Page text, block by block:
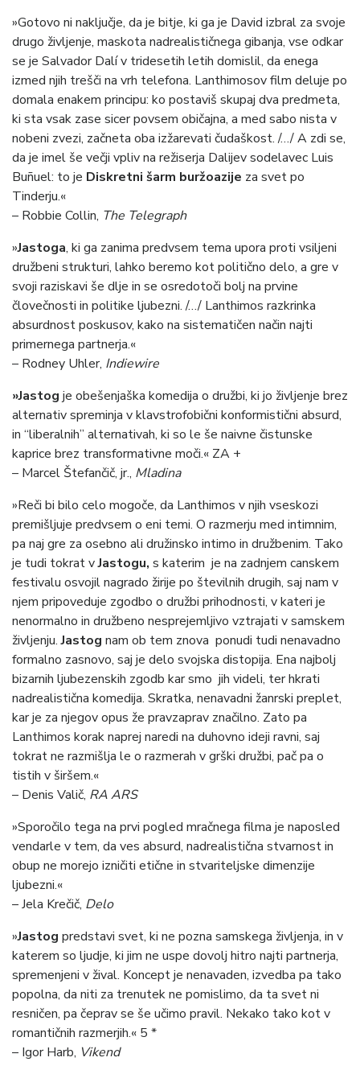
»Gotovo ni naključje, da je bitje, ki ga je David izbral za svoje
drugo življenje, maskota nadrealističnega gibanja, vse odkar
se je Salvador Dalí v tridesetih letih domislil, da enega
izmed njih trešči na vrh telefona. Lanthimosov film deluje po
domala enakem principu: ko postaviš skupaj dva predmeta,
ki sta vsak zase sicer povsem običajna, a med sabo nista v
nobeni zvezi, začneta oba izžarevati čudaškost. /…/ A zdi se,
da je imel še večji vpliv na režiserja Dalijev sodelavec Luis
Buñuel: to je Diskretni šarm buržoazije za svet po
Tinderju.«
– Robbie Collin, The Telegraph
»Jastoga, ki ga zanima predvsem tema upora proti vsiljeni
družbeni strukturi, lahko beremo kot politično delo, a gre v
svoji raziskavi še dlje in se osredotoči bolj na prvine
človečnosti in politike ljubezni. /…/ Lanthimos razkrinka
absurdnost poskusov, kako na sistematičen način najti
primernega partnerja.«
– Rodney Uhler, Indiewire
»Jastog je obešenjaška komedija o družbi, ki jo življenje brez
alternativ spreminja v klavstrofobični konformistični absurd,
in “liberalnih” alternativah, ki so le še naivne čistunske
kaprice brez transformativne moči.« ZA +
– Marcel Štefančič, jr., Mladina
»Reči bi bilo celo mogoče, da Lanthimos v njih vseskozi
premišljuje predvsem o eni temi. O razmerju med intimnim,
pa naj gre za osebno ali družinsko intimo in družbenim. Tako
je tudi tokrat vJastogu, s katerim je na zadnjem canskem
festivalu osvojil nagrado žirije po številnih drugih, saj nam v
njem pripoveduje zgodbo o družbi prihodnosti, v kateri je
nenormalno in družbeno nesprejemljivo vztrajati v samskem
življenju.Jastog nam ob tem znova ponudi tudi nenavadno
formalno zasnovo, saj je delo svojska distopija. Ena najbolj
bizarnih ljubezenskih zgodb kar smo jih videli, ter hkrati
nadrealistična komedija. Skratka, nenavadni žanrski preplet,
kar je za njegov opus že pravzaprav značilno. Zato pa
Lanthimos korak naprej naredi na duhovno ideji ravni, saj
tokrat ne razmišlja le o razmerah v grški družbi, pač pa o
tistih v širšem.«
– Denis Valič, RA ARS
»Sporočilo tega na prvi pogled mračnega filma je naposled
vendarle v tem, da ves absurd, nadrealistična stvarnost in
obup ne morejo izničiti etične in stvariteljske dimenzije
ljubezni.«
– Jela Krečič, Delo
»Jastog predstavi svet, ki ne pozna samskega življenja, in v
katerem so ljudje, ki jim ne uspe dovolj hitro najti partnerja,
spremenjeni v žival. Koncept je nenavaden, izvedba pa tako
popolna, da niti za trenutek ne pomislimo, da ta svet ni
resničen, pa čeprav se še učimo pravil. Nekako tako kot v
romantičnih razmerjih.« 5 *
– Igor Harb, Vikend